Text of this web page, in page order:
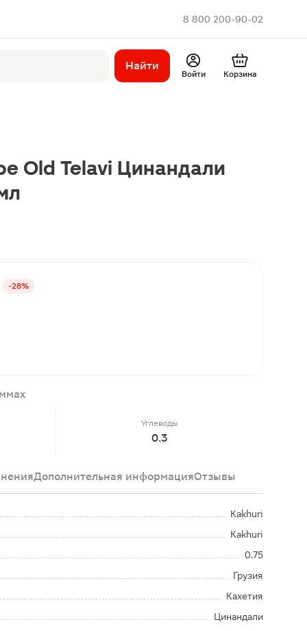
8 800 200-90-02
Найти
Войти Корзина
Old Telavi Цинандали
-28%
Углеводы
0.3
Дополнительная информацияОтзывы
Kakhuri
Kakhuri
0.75
Грузия
Кахетия
Цинандали